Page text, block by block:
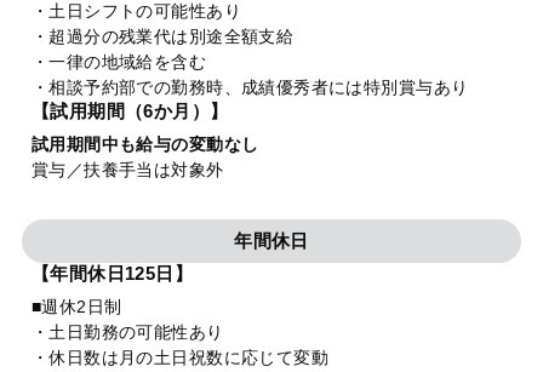
・土日シフトの可能性あり
・超過分の残業代は別途全額支給
・一律の地域給を含む
・相談予約部での勤務時、成績優秀者には特別賞与あり
【試用期間（6か月）】
試用期間中も給与の変動なし
賞与／扶養手当は対象外
年間休日
【年間休日125日】
■週休2日制
・土日勤務の可能性あり
・休日数は月の土日祝数に応じて変動